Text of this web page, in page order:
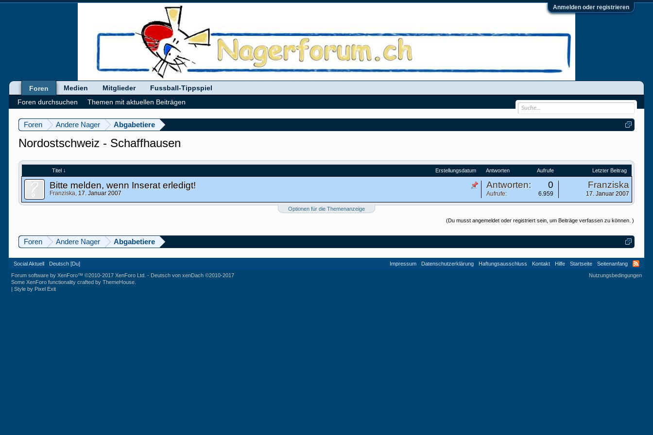
Anmelden oder registrieren
Foren Andere Nager Abgabetiere
Nordostschweiz - Schaffhausen
Titel ↓ Erstellungsdatum Antworten Aufrufe Letzter Beitrag
Bitte melden, wenn Inserat erledigt!
Franziska, 17. Januar 2007
Antworten: 0
Aufrufe: 6.959
Franziska
17. Januar 2007
Optionen für die Themenanzeige
(Du musst angemeldet oder registriert sein, um Beiträge verfassen zu können. )
Foren Andere Nager Abgabetiere
Foren
Foren durchsuchen
Themen mit aktuellen Beiträgen
Medien Mitglieder Fussball-Tippspiel
Social Aktuell Deutsch [Du] Impressum Datenschutzerklärung Haftungsausschluss Kontakt Hilfe Startseite
Seitenanfang
Nutzungsbedingungen
Forum software by XenForo™©2010-2017 XenForo Ltd. - Deutsch von xenDach©2010-2017
Some XenForo functionality crafted byThemeHouse
|Style by Pixel Exit